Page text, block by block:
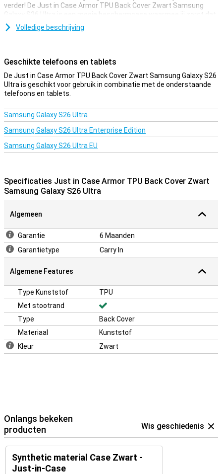
verder! De Just in Case Armor TPU Back Cover Zwart Samsung
Galaxy S26 Ultra is een mooie beschermcase waarmee jij zorgt dat
je telefoon zo lang mogelijk mee gaat.
stootrand!
Een stevig hoesje voor een goede prijs
Doordat het hoesje van kunststof gemaakt is, biedt dit optimale
hoesjes vaak niet zo duur zijn als andere hoesjes.
Volledige beschrijving
Geschikte telefoons en tablets
De Just in Case Armor TPU Back Cover Zwart Samsung Galaxy S26
Ultra is geschikt voor gebruik in combinatie met de onderstaande
telefoons en tablets.
Samsung Galaxy S26 Ultra
Samsung Galaxy S26 Ultra Enterprise Edition
Samsung Galaxy S26 Ultra EU
Specificaties Just in Case Armor TPU Back Cover Zwart
Samsung Galaxy S26 Ultra
Algemeen
Garantie
6 Maanden
Garantietype
Carry In
Algemene Features
Type Kunststof
TPU
Met stootrand
Type
Back Cover
Materiaal
Kunststof
Kleur
Zwart
Onlangs bekeken
producten
Wis geschiedenis
Synthetic material Case Zwart -
Just-in-Case